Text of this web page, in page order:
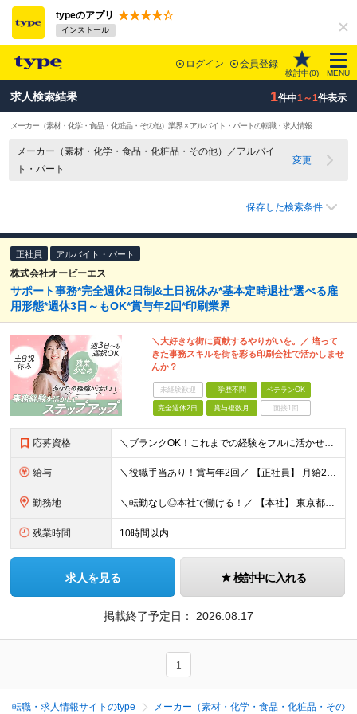
typeのアプリ
インストール
ログイン 会員登録
検討中(0) MENU
求人検索結果 1件中1～1件表示
メーカー（素材・化学・食品・化粧品・その他）業界 × アルバイト・パートの転職・求人情報
メーカー（素材・化学・食品・化粧品・その他）／アルバイ
ト・パート
変更
保存した検索条件
正社員 アルバイト・パート
株式会社オービーエス
サポート事務*完全週休2日制&土日祝休み*基本定時退社*選べる雇
用形態*週休3日～もOK*賞与年2回*印刷業界
＼大好きな街に貢献するやりがいを。／ 培って
きた事務スキルを街を彩る印刷会社で活かしませ
んか？
未経験歓迎 学歴不問 ベテランOK
完全週休2日 賞与複数月 面接1回
応募資格 ＼ブランクOK！これまでの経験をフルに活かせます◎／ ◆学歴不問 ◆事務職の実務経験をお持ちの方 ☆業界未経験歓迎！ ＜下記に当てはまる方をお待ちしています！＞ ◎周囲への細やかな気配りや傾聴力を活
給与 ＼役職手当あり！賞与年2回／ 【正社員】 月給23万円～＋残業代全額支給＋手当多数 【パート】 時給1280円～1600円＋残業代全額支給＋手当多数 ※みなし残業代なし。残業代は別途全額支給いた
勤務地 ＼転勤なし◎本社で働ける！／ 【本社】 東京都大田区大森西4-4-15 (変更の範囲)上記を除く当社関連勤務地
残業時間 10時間以内
求人を見る 検討中に入れる
掲載終了予定日： 2026.08.17
1
転職・求人情報サイトのtype メーカー（素材・化学・食品・化粧品・その